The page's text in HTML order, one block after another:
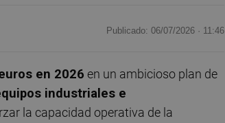
Publicado: 06/07/2026 · 11:46
en 2026 en un ambicioso plan de
industriales e
la capacidad operativa de la